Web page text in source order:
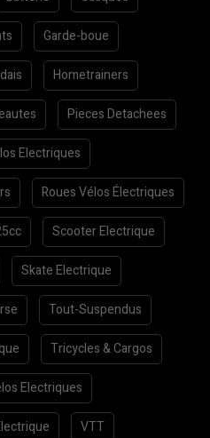
Garde-boue
Hometrainers
Pieces Detachees
Electriques
Roues Vélos Électriques
Scooter Electrique
Skate Electrique
Tout-Suspendus
Tricycles & Cargos
Electriques
VTT